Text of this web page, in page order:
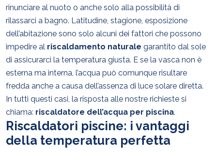
rinunciare al nuoto o anche solo alla possibilità di
rilassarci a bagno. Latitudine, stagione, esposizione
dell’abitazione sono solo alcuni dei fattori che possono
impedire al riscaldamento naturale garantito dal sole
di assicurarci la temperatura giusta. E se la vasca non è
esterna ma interna, l’acqua può comunque risultare
fredda anche a causa dell’assenza di luce solare diretta.
In tutti questi casi, la risposta alle nostre richieste si
chiama: riscaldatore dell’acqua per piscina.
Riscaldatori piscine: i vantaggi
della temperatura perfetta